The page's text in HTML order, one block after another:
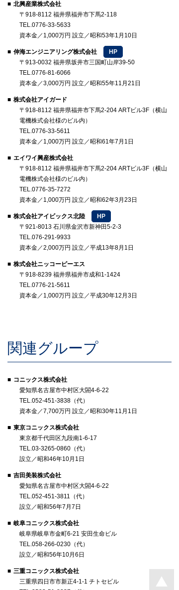
北興産業株式会社
〒918-8112 福井県福井市下馬2-118
TEL.0776-33-5633
資本金／1,000万円 設立／昭和53年1月10日
伸海エンジニアリング株式会社
HP
〒913-0032 福井県坂井市三国町山岸39-50
TEL.0776-81-6066
資本金／3,000万円 設立／昭和55年11月21日
株式会社アイガード
〒918-8112 福井県福井市下馬2-204 ARTビル3F（横山
電機株式会社様のビル内）
TEL.0776-33-5611
資本金／1,000万円 設立／昭和61年7月1日
エイワイ興産株式会社
〒918-8112 福井県福井市下馬2-204 ARTビル3F（横山
電機株式会社様のビル内）
TEL.0776-35-7272
資本金／1,000万円 設立／昭和62年3月23日
株式会社アイビックス北陸
HP
〒921-8013 石川県金沢市新神田5-2-3
TEL.076-291-9933
資本金／2,000万円 設立／平成13年8月1日
株式会社ニッコーピーエス
〒918-8239 福井県福井市成和1-1424
TEL.0776-21-5611
資本金／1,000万円 設立／平成30年12月3日
関連グループ
コニックス株式会社
愛知県名古屋市中村区大閤4-6-22
TEL.052-451-3838（代）
資本金／7,700万円 設立／昭和30年11月1日
東京コニックス株式会社
東京都千代田区九段南1-6-17
TEL.03-3265-0860（代）
設立／昭和46年10月1日
吉田美装株式会社
愛知県名古屋市中村区大閤4-6-22
TEL.052-451-3811（代）
設立／昭和56年7月7日
岐阜コニックス株式会社
岐阜県岐阜市金町6-21 安田生命ビル
TEL.058-266-0230（代）
設立／昭和56年10月6日
三重コニックス株式会社
三重県四日市市新正4-1-1 チトセビル